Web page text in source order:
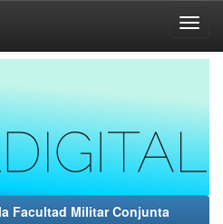
Facultad Militar Conjunta